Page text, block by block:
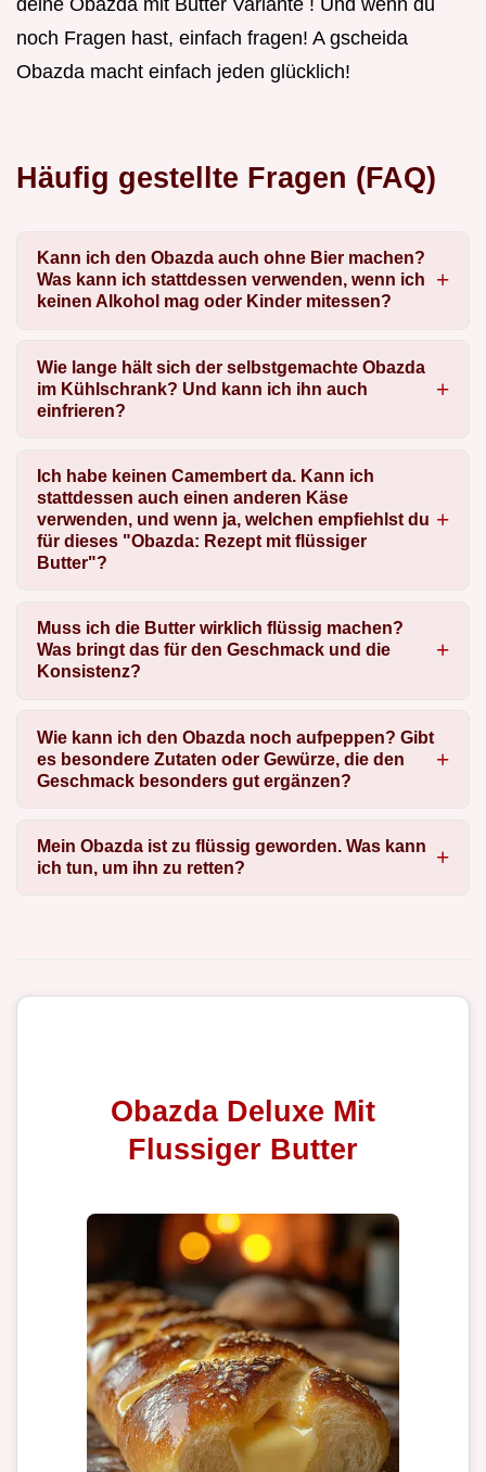
noch Fragen hast, einfach fragen! A gscheida
Obazda macht einfach jeden glücklich!
Häufig gestellte Fragen (FAQ)
Kann ich den Obazda auch ohne Bier machen?
Was kann ich stattdessen verwenden, wenn ich
keinen Alkohol mag oder Kinder mitessen?
Wie lange hält sich der selbstgemachte Obazda
im Kühlschrank? Und kann ich ihn auch
einfrieren?
Ich habe keinen Camembert da. Kann ich
stattdessen auch einen anderen Käse
verwenden, und wenn ja, welchen empfiehlst du
für dieses "Obazda: Rezept mit flüssiger
Butter"?
Muss ich die Butter wirklich flüssig machen?
Was bringt das für den Geschmack und die
Konsistenz?
Wie kann ich den Obazda noch aufpeppen? Gibt
es besondere Zutaten oder Gewürze, die den
Geschmack besonders gut ergänzen?
Mein Obazda ist zu flüssig geworden. Was kann
ich tun, um ihn zu retten?
Obazda Deluxe Mit
Flussiger Butter